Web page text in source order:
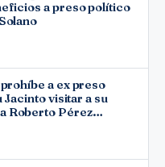
a preso político
a ex preso
visitar a su
Roberto Pérez